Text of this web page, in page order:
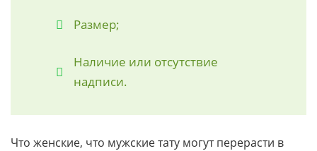
Размер;
Наличие или отсутствие
надписи.
Что женские, что мужские тату могут перерасти в